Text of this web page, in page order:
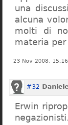
una
alcuna
molti di
materia
23 Nov 2008, 15:16
#32
Erwin